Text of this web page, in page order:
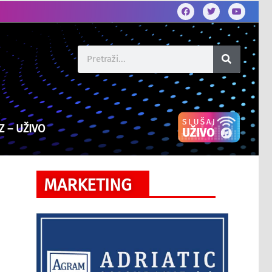
– UŽIVO
MARKETING